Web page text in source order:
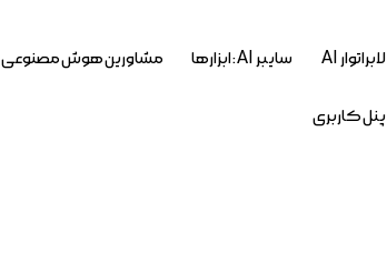
لابراتوار AI سایبر AI : ابزارها مشاورین هوش مصنوعی
پنل کاربری